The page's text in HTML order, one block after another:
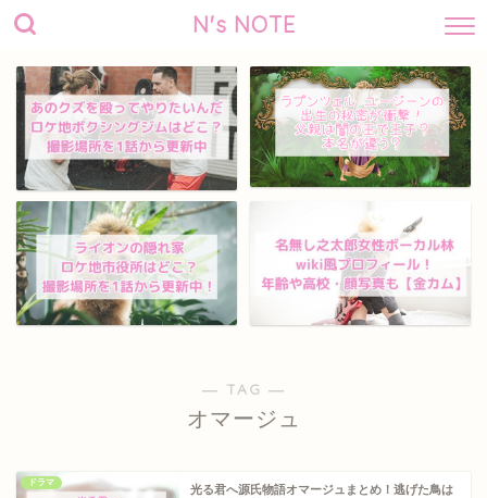
N's NOTE
― TAG ―
オマージュ
ドラマ
光る君へ源氏物語オマージュまとめ！逃げた鳥は